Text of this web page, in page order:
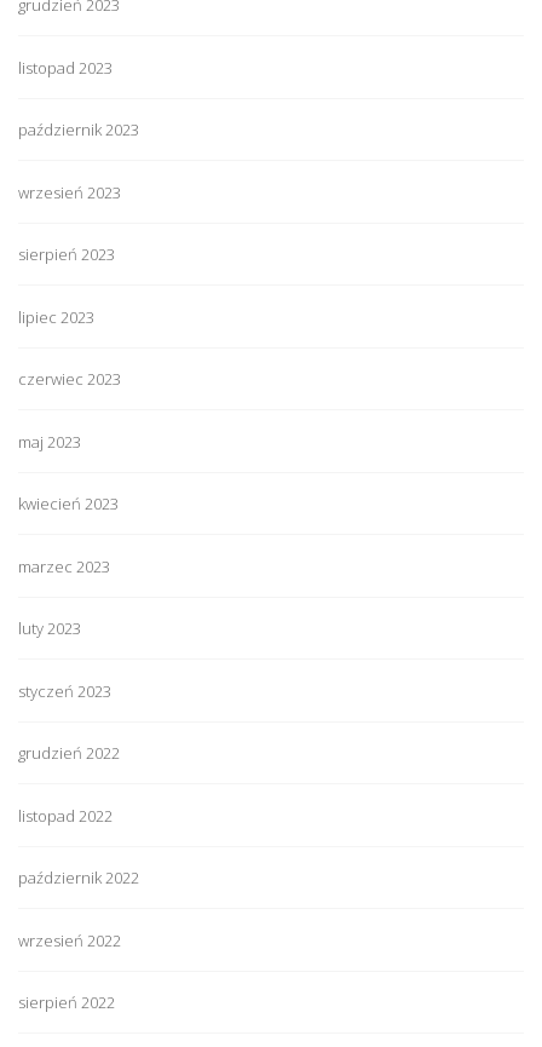
grudzień 2023
listopad 2023
październik 2023
wrzesień 2023
sierpień 2023
lipiec 2023
czerwiec 2023
maj 2023
kwiecień 2023
marzec 2023
luty 2023
styczeń 2023
grudzień 2022
listopad 2022
październik 2022
wrzesień 2022
sierpień 2022